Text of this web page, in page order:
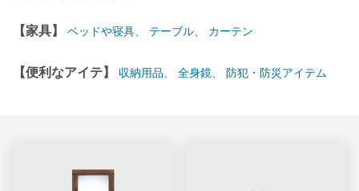
【家具】 ベッドや寝具、 テーブル、 カーテン
【便利なアイテ】 収納用品、 全身鏡、 防犯・防災アイテム